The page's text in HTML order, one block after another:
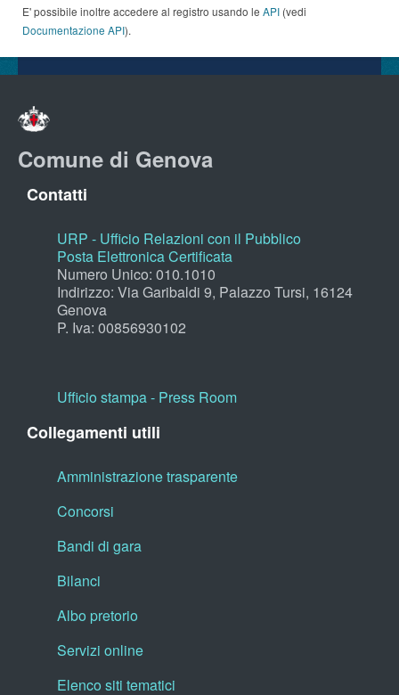
E' possibile inoltre accedere al registro usando le API (vedi
Documentazione API).
Comune di Genova
Contatti
URP - Ufficio Relazioni con il Pubblico
Posta Elettronica Certificata
Numero Unico: 010.1010
Indirizzo: Via Garibaldi 9, Palazzo Tursi, 16124
Genova
P. Iva: 00856930102
Ufficio stampa - Press Room
Collegamenti utili
Amministrazione trasparente
Concorsi
Bandi di gara
Bilanci
Albo pretorio
Servizi online
Elenco siti tematici